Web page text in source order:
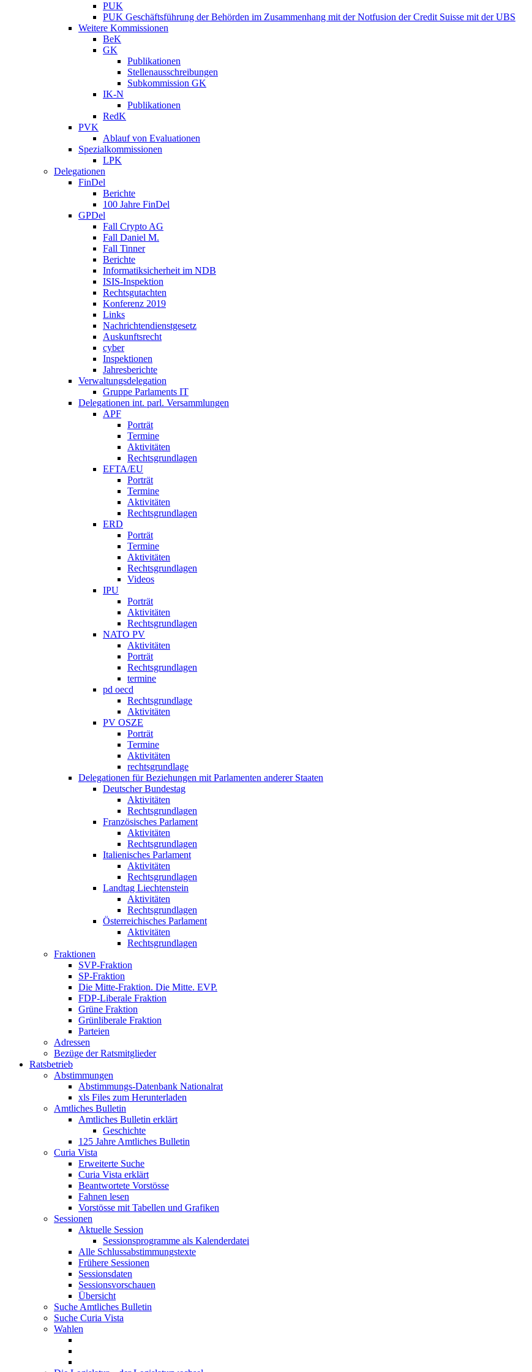
PUK
PUK Geschäftsführung der Behörden im Zusammenhang mit der Notfusion der Credit Suisse mit der UBS
Weitere Kommissionen
BeK
GK
Publikationen
Stellenausschreibungen
Subkommission GK
IK-N
Publikationen
RedK
PVK
Ablauf von Evaluationen
Spezialkommissionen
LPK
Delegationen
FinDel
Berichte
100 Jahre FinDel
GPDel
Fall Crypto AG
Fall Daniel M.
Fall Tinner
Berichte
Informatiksicherheit ­im NDB
ISIS-Inspektion
Rechtsgutachten
Konferenz 2019
Links
Nachrichtendienstgesetz
Auskunftsrecht
cyber
Inspektionen
Jahresberichte
Verwaltungsdelegation
Gruppe Parlaments IT
Delegationen int. parl. Versammlungen
APF
Porträt
Termine
Aktivitäten
Rechtsgrundlagen
EFTA/EU
Porträt
Termine
Aktivitäten
Rechtsgrundlagen
ERD
Porträt
Termine
Aktivitäten
Rechtsgrundlagen
Videos
IPU
Porträt
Aktivitäten
Rechtsgrundlagen
NATO PV
Aktivitäten
Porträt
Rechtsgrundlagen
termine
pd oecd
Rechtsgrundlage
Aktivitäten
PV OSZE
Porträt
Termine
Aktivitäten
rechtsgrundlage
Delegationen für Beziehungen mit Parlamenten anderer Staaten
Deutscher Bundestag
Aktivitäten
Rechtsgrundlagen
Französisches Parlament
Aktivitäten
Rechtsgrundlagen
Italienisches Parlament
Aktivitäten
Rechtsgrundlagen
Landtag Liechtenstein
Aktivitäten
Rechtsgrundlagen
Österreichisches Parlament
Aktivitäten
Rechtsgrundlagen
Fraktionen
SVP-Fraktion
SP-Fraktion
Die Mitte-Fraktion. Die Mitte. EVP.
FDP-Liberale Fraktion
Grüne Fraktion
Grünliberale Fraktion
Parteien
Adressen
Bezüge der Ratsmitglieder
Ratsbetrieb
Abstimmungen
Abstimmungs-Datenbank Nationalrat
xls Files zum Herunterladen
Amtliches Bulletin
Amtliches Bulletin erklärt
Geschichte
125 Jahre Amtliches Bulletin
Curia Vista
Erweiterte Suche
Curia Vista erklärt
Beantwortete Vorstösse
Fahnen lesen
Vorstösse mit Tabellen und Grafiken
Sessionen
Aktuelle Session
Sessionsprogramme als Kalenderdatei
Alle Schlussabstimmungstexte
Frühere Sessionen
Sessionsdaten
Sessionsvorschauen
Übersicht
Suche Amtliches Bulletin
Suche Curia Vista
Wahlen